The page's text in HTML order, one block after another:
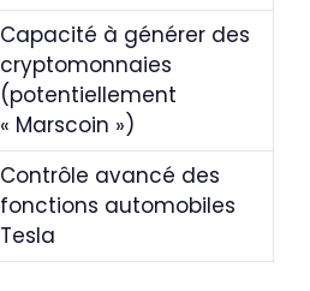
Capacité à générer des
cryptomonnaies
(potentiellement
« Marscoin »)
Contrôle avancé des
fonctions automobiles
Tesla